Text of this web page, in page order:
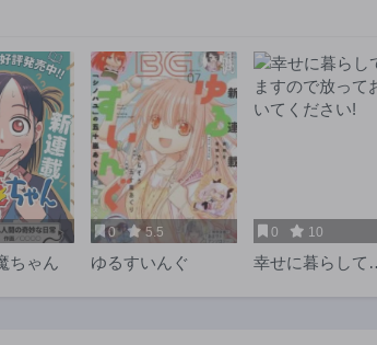
ちゃん
0 5.5
ゆるすいんぐ
0 10
幸せに暮らして